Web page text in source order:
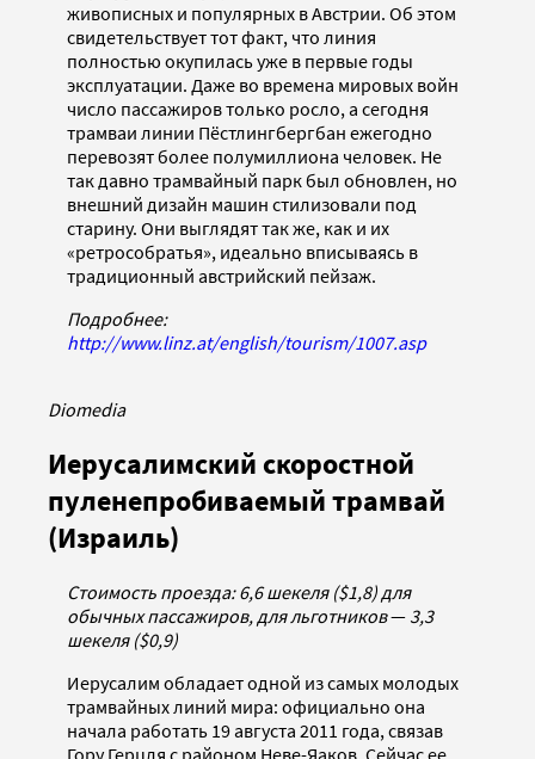
живописных и популярных в Австрии. Об этом
свидетельствует тот факт, что линия
полностью окупилась уже в первые годы
эксплуатации. Даже во времена мировых войн
число пассажиров только росло, а сегодня
трамваи линии Пёстлингбергбан ежегодно
перевозят более полумиллиона человек. Не
так давно трамвайный парк был обновлен, но
внешний дизайн машин стилизовали под
старину. Они выглядят так же, как и их
«ретрособратья», идеально вписываясь в
традиционный австрийский пейзаж.
Подробнее:
http://www.linz.at/english/tourism/1007.asp
Diomedia
Иерусалимский скоростной
пуленепробиваемый трамвай
(Израиль)
Стоимость проезда: 6,6 шекеля ($1,8) для
обычных пассажиров, для льготников— 3,3
шекеля ($0,9)
Иерусалим обладает одной из самых молодых
трамвайных линий мира: официально она
начала работать 19 августа 2011 года, связав